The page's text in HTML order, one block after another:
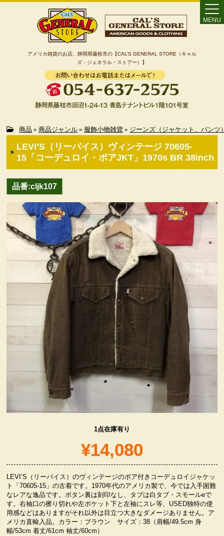
アメリカ雑貨のお店、静岡県藤枝市の【CAL’S GENERAL STORE（キャル
ズ・ジェネラル・ストアー）】
MENU
Home
カート
カテゴリー検索
ヴィンテージ・グッズ
LIFE誌 企業広告切り抜き
ファイヤーキング他
コカコーラ・グッズ
カンパニー・グッズ
喫煙具
服飾小物雑貨
商品 » 商品ジャンル » 服飾小物雑貨 » ジーンズ（ジャケット、パンツ
LEVI’S（リーバイス）ヴィンテージ 70605-
15「コーデュロイ・ボアJKT」1970s BR 38inch
品番:cljk107
1点在庫有り
¥14,080
LEVI’S（リーバイス）のヴィンテージのボア付きコーデュロイジャケッ
ト「70605-15」の古着です。1970年代のアメリカ製で、今では入手困難
なレアな逸品です。ボタン裏は刻印なし、タブは白タブ・スモールeで
す。右袖口の擦り切れや左ポケット下と左袖にスレ等、USED独特の使
用感などはありますがそれ以外は目立つ大きなダメージありません。ア
メリカ直輸入品。カラー：ブラウン サイズ：38（肩幅/49.5cm 身
幅/53cm 着丈/61cm 袖丈/60cm）